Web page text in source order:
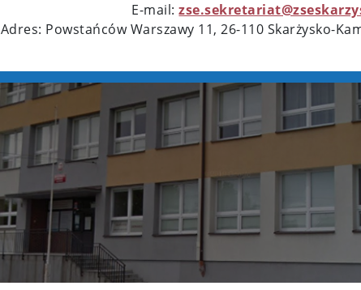
E-mail:
Adres: Powstańców Warszawy 11, 26-110 Skarżysko-